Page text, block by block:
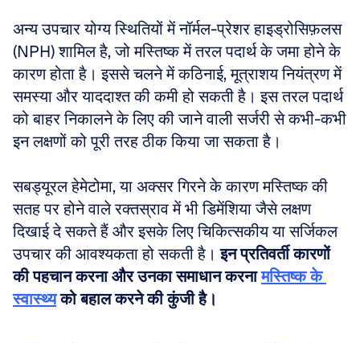
अन्य उपचार योग्य स्थितियों में नॉर्मल-प्रेशर हाइड्रोसिफ़लस
(NPH) शामिल है, जो मस्तिष्क में तरल पदार्थ के जमा होने के
कारण होता है। इससे चलने में कठिनाई, मूत्राशय नियंत्रण में
समस्या और याददाश्त की कमी हो सकती है। इस तरल पदार्थ
को बाहर निकालने के लिए की जाने वाली सर्जरी से कभी-कभी
इन लक्षणों को पूरी तरह ठीक किया जा सकता है।
सबड्यूरल हेमेटोमा, या अक्सर गिरने के कारण मस्तिष्क की
सतह पर होने वाले रक्तस्राव में भी डिमेंशिया जैसे लक्षण
दिखाई दे सकते हैं और इसके लिए चिकित्सकीय या सर्जिकल
उपचार की आवश्यकता हो सकती है। इन प्रतिवर्ती कारणों
की पहचान करना और उनका समाधान करना मस्तिष्क के
स्वास्थ्यको बहाल करने की कुंजी है।